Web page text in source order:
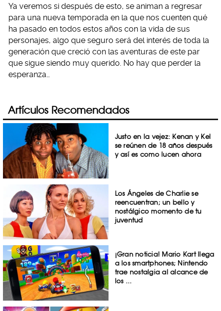
Ya veremos si después de esto, se animan a regresar
para una nueva temporada en la que nos cuenten qué
ha pasado en todos estos años con la vida de sus
personajes, algo que seguro será del interés de toda la
generación que creció con las aventuras de este par
que sigue siendo muy querido. No hay que perder la
esperanza…
Artículos Recomendados
Justo en la vejez: Kenan y Kel
se reúnen de 18 años después
y así es como lucen ahora
Los Ángeles de Charlie se
reencuentran; un bello y
nostálgico momento de tu
juventud
¡Gran noticia! Mario Kart llega
a los smartphones; Nintendo
trae nostalgia al alcance de
los ...